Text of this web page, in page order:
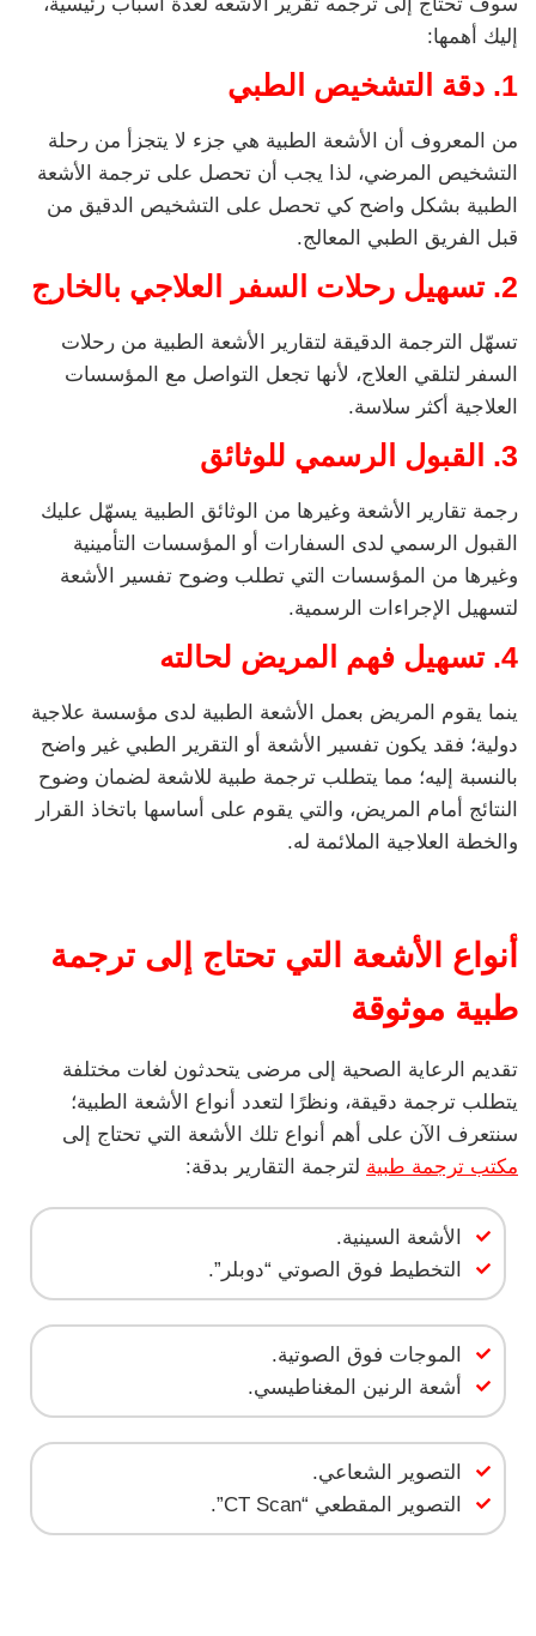
إليك أهمها:
1. دقة التشخيص الطبي
من المعروف أن الأشعة الطبية هي جزء لا يتجزأ من رحلة
التشخيص المرضي، لذا يجب أن تحصل على ترجمة الأشعة
الطبية بشكل واضح كي تحصل على التشخيص الدقيق من
قبل الفريق الطبي المعالج.
2. تسهيل رحلات السفر العلاجي بالخارج
تسهّل الترجمة الدقيقة لتقارير الأشعة الطبية من رحلات
السفر لتلقي العلاج، لأنها تجعل التواصل مع المؤسسات
العلاجية أكثر سلاسة.
3. القبول الرسمي للوثائق
رجمة تقارير الأشعة وغيرها من الوثائق الطبية يسهّل عليك
القبول الرسمي لدى السفارات أو المؤسسات التأمينية
وغيرها من المؤسسات التي تطلب وضوح تفسير الأشعة
لتسهيل الإجراءات الرسمية.
4. تسهيل فهم المريض لحالته
ينما يقوم المريض بعمل الأشعة الطبية لدى مؤسسة علاجية
دولية؛ فقد يكون تفسير الأشعة أو التقرير الطبي غير واضح
بالنسبة إليه؛ مما يتطلب ترجمة طبية للاشعة لضمان وضوح
النتائج أمام المريض، والتي يقوم على أساسها باتخاذ القرار
والخطة العلاجية الملائمة له.
أنواع الأشعة التي تحتاج إلى ترجمة
طبية موثوقة
تقديم الرعاية الصحية إلى مرضى يتحدثون لغات مختلفة
يتطلب ترجمة دقيقة، ونظرًا لتعدد أنواع الأشعة الطبية؛
سنتعرف الآن على أهم أنواع تلك الأشعة التي تحتاج إلى
مكتب ترجمة طبية لترجمة التقارير بدقة:
الأشعة السينية.
التخطيط فوق الصوتي “دوبلر”.
الموجات فوق الصوتية.
أشعة الرنين المغناطيسي.
التصوير الشعاعي.
التصوير المقطعي “CT Scan”.